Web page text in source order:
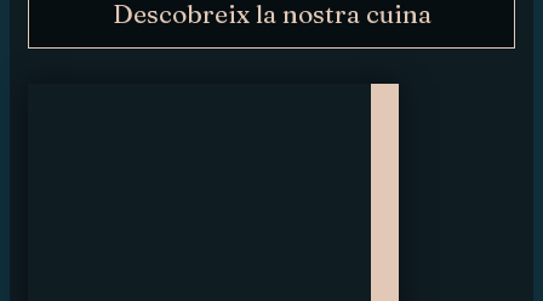
Descobreix la nostra cuina